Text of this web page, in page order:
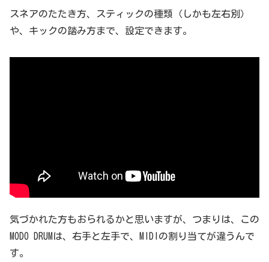
スネアのたたき方、スティックの種類（しかも左右別）
や、キックの踏み方まで、設定できます。
気づかれた方もおられるかと思いますが、つまりは、この
MODO DRUMは、右手と左手で、MIDIの割り当てが違うんで
す。